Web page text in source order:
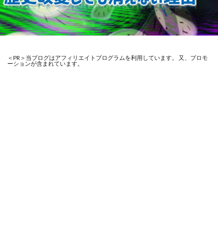
＜PR＞当ブログはアフィリエイトプログラムを利用しています。 又、プロモ
ーションが含まれています。